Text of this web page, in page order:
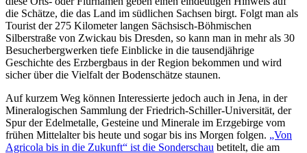
die Schätze, die das Land im südlichen Sachsen birgt. Folgt man als
Tourist der 275 Kilometer langen Sächsisch-Böhmischen
Silberstraße von Zwickau bis Dresden, so kann man in mehr als 30
Besucherbergwerken tiefe Einblicke in die tausendjährige
Geschichte des Erzbergbaus in der Region bekommen und wird
sicher über die Vielfalt der Bodenschätze staunen.
Auf kurzem Weg können Interessierte jedoch auch in Jena, in der
Mineralogischen Sammlung der Friedrich-Schiller-Universität, der
Spur der Edelmetalle, Gesteine und Minerale im Erzgebirge vom
frühen Mittelalter bis heute und sogar bis ins Morgen folgen. „Von
Agricola bis in die Zukunft“ ist die Sonderschau betitelt, die am